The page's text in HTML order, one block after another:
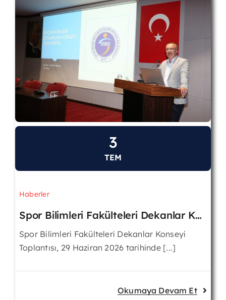
Komisyonlar
Fakülteler
Haberler
3
TEM
Haberler
Spor Bilimleri Fakülteleri Dekanlar Konseyi Toplantısı Gazi Üniversitesinde Gerçekleştirildi
Spor Bilimleri Fakülteleri Dekanlar Konseyi
Toplantısı, 29 Haziran 2026 tarihinde [...]
Okumaya Devam Et